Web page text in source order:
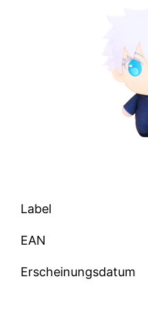
Label
EAN
Erscheinungsdatum